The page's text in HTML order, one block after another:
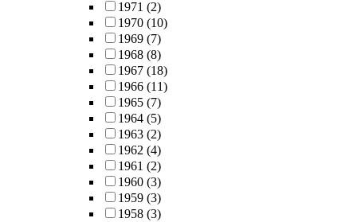
1971 (2)
1970 (10)
1969 (7)
1968 (8)
1967 (18)
1966 (11)
1965 (7)
1964 (5)
1963 (2)
1962 (4)
1961 (2)
1960 (3)
1959 (3)
1958 (3)